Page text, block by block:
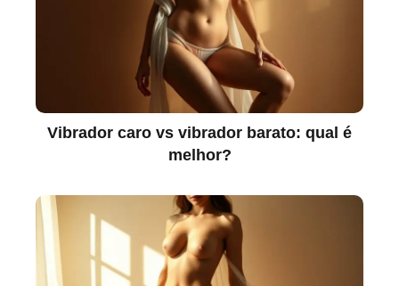
Vibrador caro vs vibrador barato: qual é
melhor?